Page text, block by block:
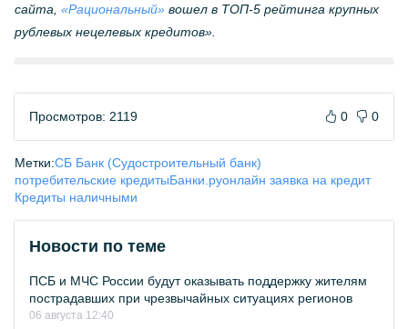
сайта, «Рациональный» вошел в ТОП-5 рейтинга крупных
рублевых нецелевых кредитов».
Просмотров: 2119 0 0
Метки:СБ Банк (Судостроительный банк)
потребительские кредитыБанки.руонлайн заявка на кредит
Кредиты наличными
Новости по теме
ПСБ и МЧС России будут оказывать поддержку жителям
пострадавших при чрезвычайных ситуациях регионов
06 августа 12:40